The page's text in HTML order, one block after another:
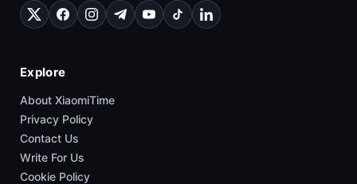
Explore
About XiaomiTime
Privacy Policy
Contact Us
Write For Us
Cookie Policy